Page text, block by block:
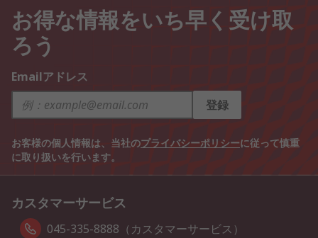
お得な情報をいち早く受け取
ろう
Emailアドレス
登録
お客様の個人情報は、当社のプライバシーポリシーに従って慎重
に取り扱いを行います。
カスタマーサービス
045-335-8888（カスタマーサービス）